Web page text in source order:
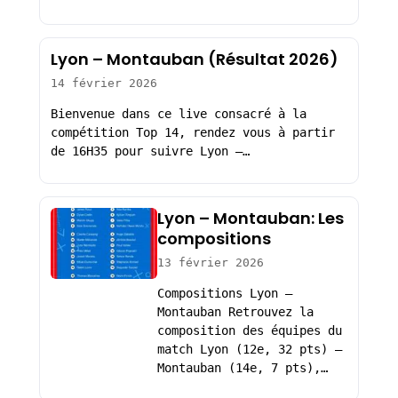
Lyon – Montauban (Résultat 2026)
14 février 2026
Bienvenue dans ce live consacré à la
compétition Top 14, rendez vous à partir
de 16H35 pour suivre Lyon –…
Lyon – Montauban: Les
compositions
13 février 2026
Compositions Lyon –
Montauban Retrouvez la
composition des équipes du
match Lyon (12e, 32 pts) –
Montauban (14e, 7 pts),…